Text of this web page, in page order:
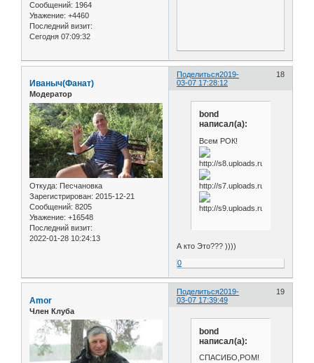
Сообщений: 1964
Уважение: +4460
Последний визит:
Сегодня 07:09:32
Поделиться 18
2019-
03-07 17:28:12
Иваныч(Фанат)
Модератор
Откуда: Песчановка
Зарегистрирован: 2015-12-21
Сообщений: 8205
Уважение: +16548
Последний визит:
2022-01-28 10:24:13
bond
написал(а):
Всем РОК!
А кто Это??? ))))
0
Поделиться 19
2019-
03-07 17:39:49
Amor
Член Клуба
bond
написал(а):
СПАСИБО,РОМ!